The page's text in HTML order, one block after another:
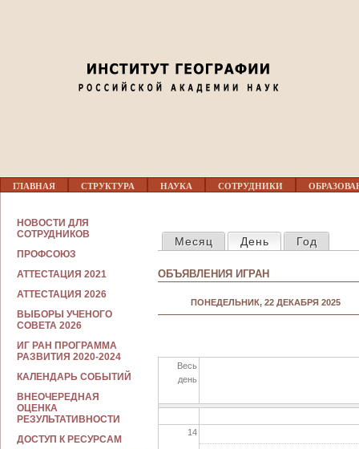
Л
ГЛАВНАЯ СТРУКТУРА НАУКА СОТРУДНИКИ
ГЛАВНЫЕ ВКЛАДКИ
Месяц День (активная
Год
ОБЪЯВЛЕНИЯ ИГРАН
ПОНЕДЕЛЬНИК, 22 ДЕКАБРЯ 2025
Весь
день
05
09
10
11
12
14
М
НОВОСТИ ДЛЯ
СОТРУДНИКОВ
ПРОФСОЮЗ
АТТЕСТАЦИЯ 2021
АТТЕСТАЦИЯ 2026
ВЫБОРЫ УЧЕНОГО
СОВЕТА 2026
ИГ РАН ПРОГРАММА
РАЗВИТИЯ 2020-2024
КАЛЕНДАРЬ СОБЫТИЙ
ВНЕОЧЕРЕДНАЯ
ОЦЕНКА
РЕЗУЛЬТАТИВНОСТИ
ДОСТУП К РЕСУРСАМ